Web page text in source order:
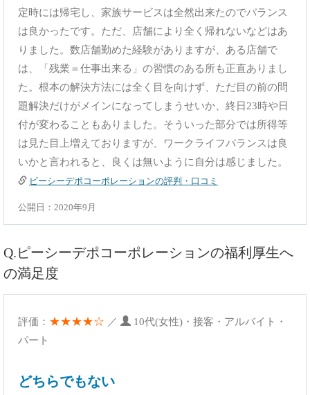
定時には帰宅し、家族サービスは全然出来たのでバランス
は良かったです。ただ、店舗により全く帰れないなどはあ
りました。数店舗勤めた経験がありますが、ある店舗で
は、「残業＝仕事出来る」の習慣のある所も正直ありまし
た。根本の解決方法には全く目を向けず、ただ目の前の問
題解決だけがメインになってしまうせいか、終日23時や日
付が変わることもありました。そういった部分では所得等
は見た目上増えておりますが、ワークライフバランスは良
いかと言われると、良くは無いように自分は感じました。
ピーシーデポコーポレーションの評判・口コミ
公開日：2020年9月
Q.ピーシーデポコーポレーションの福利厚生へ
の満足度
評価： ★★★★☆ ／
10代(女性)・接客・アルバイト・
パート
どちらでもない